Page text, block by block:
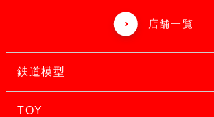
店舗一覧
鉄道模型
TOY